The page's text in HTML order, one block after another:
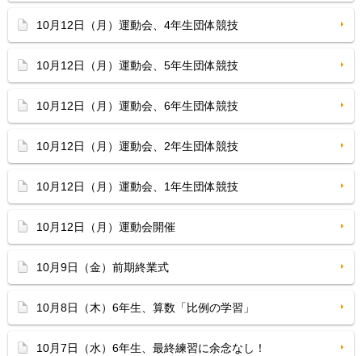
10月12日（月）運動会、4年生団体競技
10月12日（月）運動会、5年生団体競技
10月12日（月）運動会、6年生団体競技
10月12日（月）運動会、2年生団体競技
10月12日（月）運動会、1年生団体競技
10月12日（月）運動会開催
10月9日（金）前期終業式
10月8日（木）6年生、算数「比例の学習」
10月7日（水）6年生、最終練習に余念なし！